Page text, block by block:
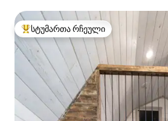
სტუმართა რჩეული მოწინავე ვარიანტი
სტუმართა რჩეული